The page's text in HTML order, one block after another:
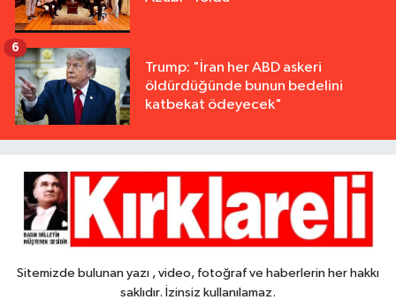
Trump: "İran her ABD askeri
öldürdüğünde bunun bedelini
katbekat ödeyecek"
6
Sitemizde bulunan yazı , video, fotoğraf ve haberlerin her hakkı
saklıdır. İzinsiz kullanılamaz.